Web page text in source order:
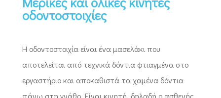
οδοντοστοιχίες
Η οδοντοστοιχία είναι ένα μασελάκι που
αποτελείται από τεχνικά δόντια φτιαγμένα στο
εργαστήριο και αποκαθιστά τα χαμένα δόντια
πάνω στη γνάθο. Είναι κινητή, δηλαδή ο ασθενής